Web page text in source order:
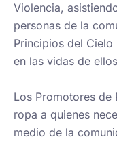
Violencia,
personas de la
Principios del Cielo
en las vidas de
Los Promotores de
ropa a quienes
medio de la